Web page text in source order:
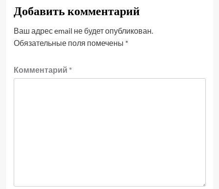
Добавить комментарий
Ваш адрес email не будет опубликован.
Обязательные поля помечены *
Комментарий *